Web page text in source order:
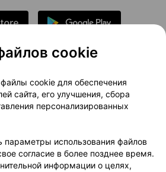
Новости проекта
Медицинский маркетинг
договор
Доставка
Вакансии
Партнеры
руководителю 103.by
cookie
cookie для обеспечения
сайта, его улучшения, сбора
персонализированных
параметры использования файлов
согласие в более позднее время.
информации о целях,